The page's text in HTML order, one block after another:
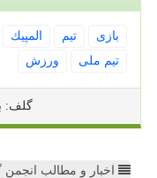
بازی تیم المپیك
تیم ملی
ورزش
گلف:
اخبار و مطالب